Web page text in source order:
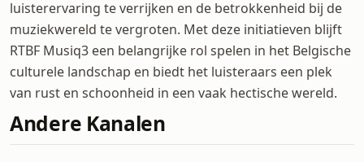
luisterervaring te verrijken en de betrokkenheid bij de
muziekwereld te vergroten. Met deze initiatieven blijft
RTBF Musiq3 een belangrijke rol spelen in het Belgische
culturele landschap en biedt het luisteraars een plek
van rust en schoonheid in een vaak hectische wereld.
Andere Kanalen